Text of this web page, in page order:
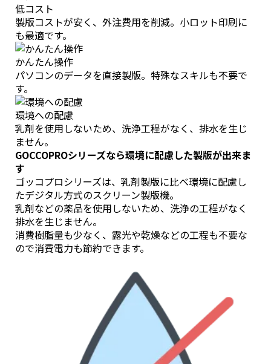
低コスト
製版コストが安く、外注費用を削減。小ロット印刷に
も最適です。
かんたん操作
パソコンのデータを直接製版。特殊なスキルも不要で
す。
環境への配慮
乳剤を使用しないため、洗浄工程がなく、排水を生じ
ません。
GOCCOPROシリーズなら環境に配慮した製版が出来ま
す
ゴッコプロシリーズは、乳剤製版に比べ環境に配慮し
たデジタル方式のスクリーン製版機。
乳剤などの薬品を使用しないため、洗浄の工程がなく
排水を生じません。
消費樹脂量も少なく、露光や乾燥などの工程も不要な
ので消費電力も節約できます。